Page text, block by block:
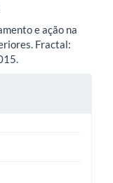
e ação na
Fractal: